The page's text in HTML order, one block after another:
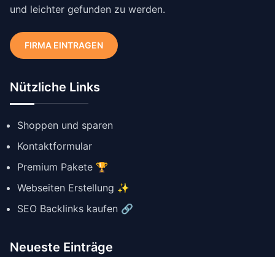
und leichter gefunden zu werden.
FIRMA EINTRAGEN
Nützliche Links
Shoppen und sparen
Kontaktformular
Premium Pakete 🏆
Webseiten Erstellung ✨
SEO Backlinks kaufen 🔗
Neueste Einträge